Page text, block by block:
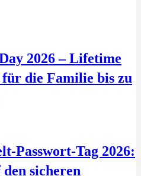
2026 – Lifetime
die Familie bis zu
Passwort-Tag 2026:
sicheren